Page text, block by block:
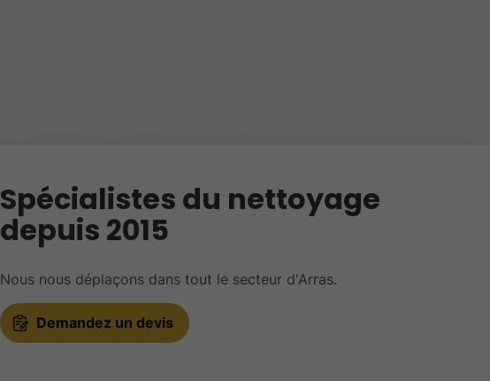
Spécialistes du nettoyage
depuis 2015
Nous nous déplaçons dans tout le secteur d'Arras.
Demandez un devis